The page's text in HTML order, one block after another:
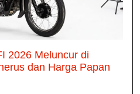
2026 Meluncur di
dan Harga Papan